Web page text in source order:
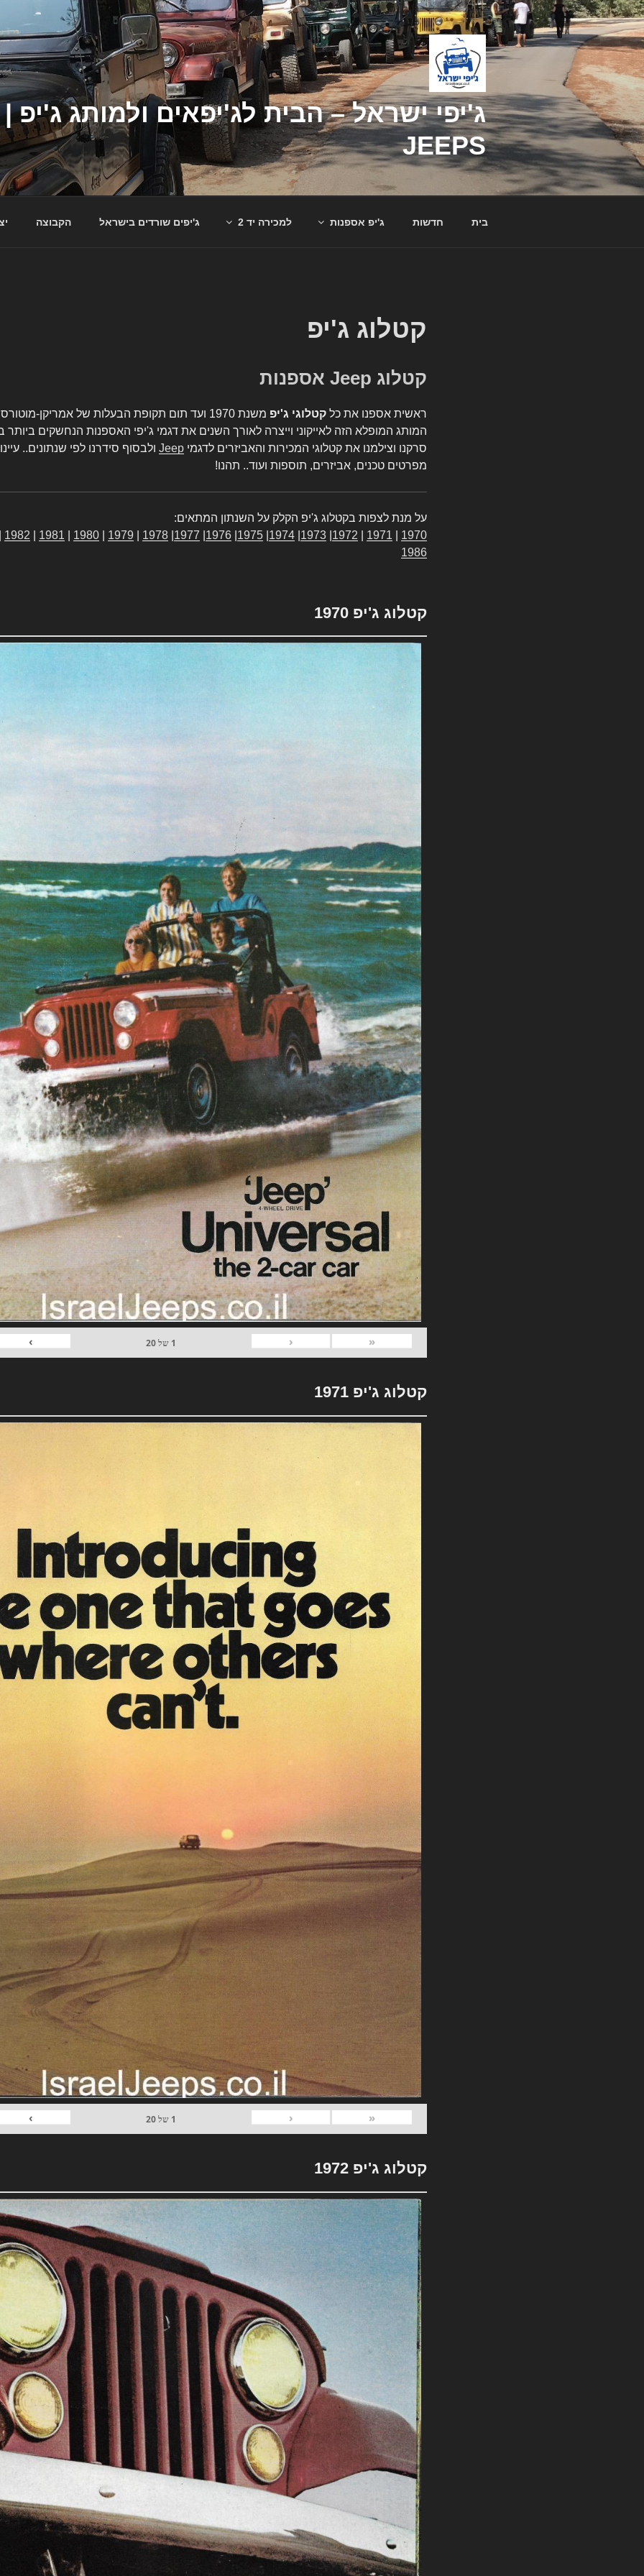
דילוג
לתוכן
JEEPS
בית חדשות ג'יפ אספנות למכירה יד 2 ג'יפים שורדים בישראל הקבוצה
קטלוג ג'יפ
קטלוג Jeep אספנות
ראשית אספנו את כל קטלוגי ג'יפ
משנת 1970 ועד תום תקופת הבעלות של אמריקן-
המותג המופלא הזה לאייקוני וייצרה לאורך השנים את דגמי ג'יפי האספנות הנחשקים
סרקנו וצילמנו את קטלוגי המכירות והאביזרים לדגמי Jeep ולבסוף סידרנו לפי שנתונים..
מפרטים טכנים, אביזרים, תוספות ועוד.. תהנו!
על מנת לצפות בקטלוג ג'יפ הקלק על השנתון המתאים:
1970
1971
1972
1973
1974
1975
1976
1977
1978
1979
1980
1981
1982
1986
קטלוג ג'יפ 1970
«
‹
1 של20
›
קטלוג ג'יפ 1971
«
‹
1 של20
›
קטלוג ג'יפ 1972